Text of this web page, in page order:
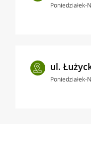
Poniedziałek-
ul.
Poniedziałek-